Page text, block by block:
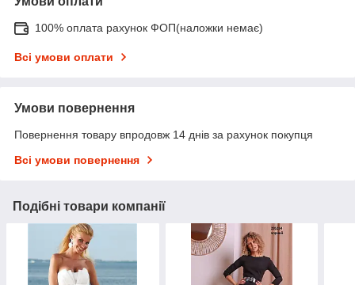
100% оплата рахунок ФОП(наложки немає)
Всі умови оплати
Умови повернення
Повернення товару впродовж 14 днів за рахунок покупця
Всі умови повернення
Подібні товари компанії